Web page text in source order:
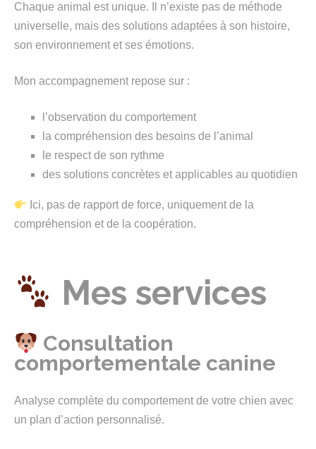
Chaque animal est unique. Il n’existe pas de méthode
universelle, mais des solutions adaptées à son histoire,
son environnement et ses émotions.
Mon accompagnement repose sur :
l’observation du comportement
la compréhension des besoins de l’animal
le respect de son rythme
des solutions concrètes et applicables au quotidien
Ici, pas de rapport de force, uniquement de la
compréhension et de la coopération.
Mes services
Consultation
comportementale canine
Analyse complète du comportement de votre chien avec
un plan d’action personnalisé.